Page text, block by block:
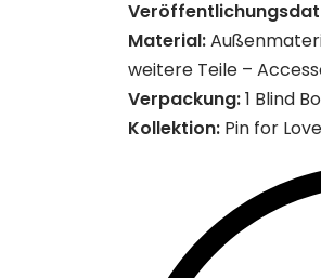
Material:
weitere Teile –
Verpackung:1 Blind
Kollektion: Pin for